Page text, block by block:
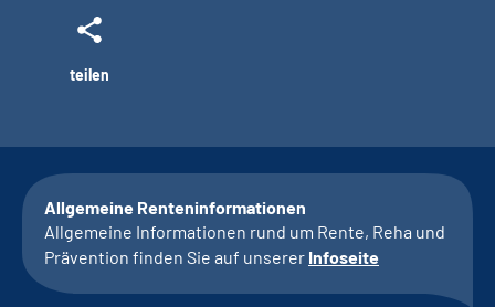
teilen
Allgemeine Renteninformationen
Allgemeine Informationen rund um Rente, Reha und
Prävention finden Sie auf unserer Infoseite